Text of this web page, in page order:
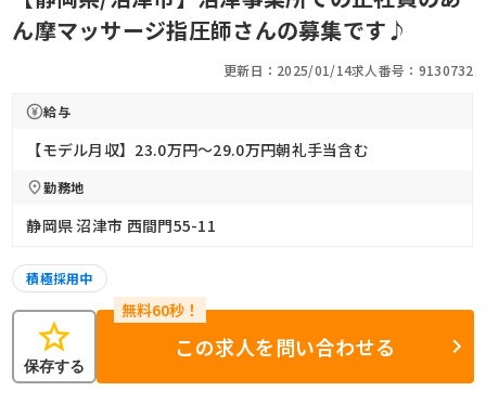
ん摩マッサージ指圧師さんの募集です♪
更新日：2025/01/14求人番号：9130732
給与
【モデル月収】23.0万円〜29.0万円朝礼手当含む
勤務地
静岡県 沼津市 西間門55-11
積極採用中
star
保存する
この求人を問い合わせる